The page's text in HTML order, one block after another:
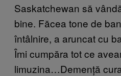
Saskatchewan să
bine. Făcea tone de
întâlnire, a aruncat cu
Îmi cumpăra tot ce
limuzina…Demență